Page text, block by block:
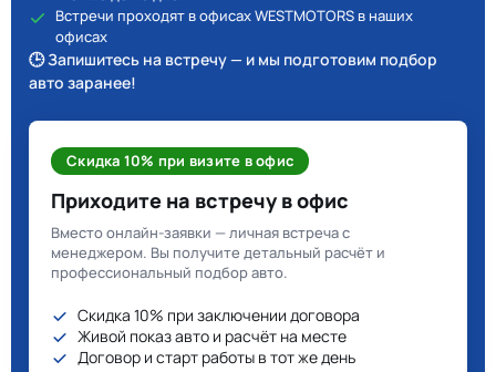
Встречи проходят в офисах WESTMOTORS в наших
офисах
🕒 Запишитесь на встречу — и мы подготовим подбор
авто заранее!
Скидка 10% при визите в офис
Приходите на встречу в офис
Вместо онлайн-заявки — личная встреча с
менеджером. Вы получите детальный расчёт и
профессиональный подбор авто.
Скидка 10% при заключении договора
Живой показ авто и расчёт на месте
Договор и старт работы в тот же день